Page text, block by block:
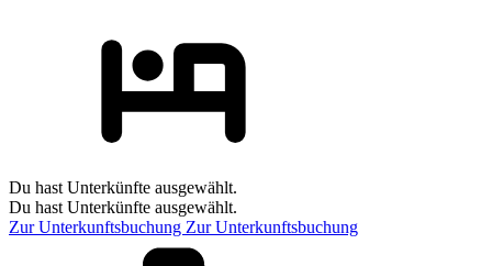
Du hast Unterkünfte ausgewählt.
Du hast Unterkünfte ausgewählt.
Zur Unterkunftsbuchung Zur Unterkunftsbuchung